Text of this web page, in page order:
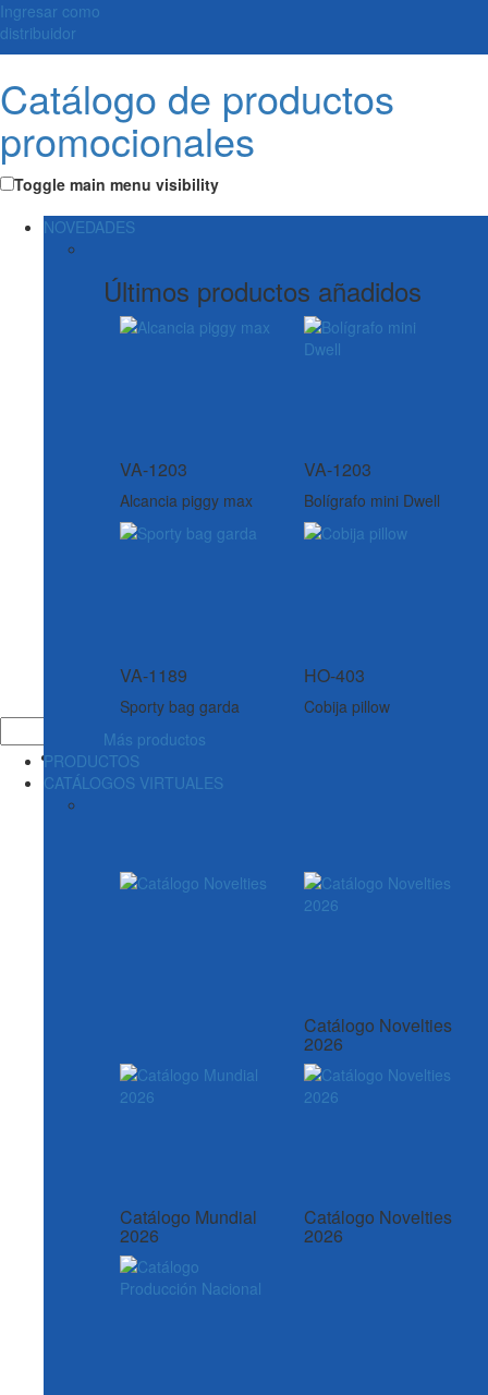
Ingresar como
distribuidor
Catálogo de productos
promocionales
Toggle main menu visibility
NOVEDADES
Últimos productos añadidos
VA-1203
Alcancia piggy max
VA-1203
Bolígrafo mini Dwell
VA-1189
Sporty bag garda
HO-403
Cobija pillow
Más productos
PRODUCTOS
CATÁLOGOS VIRTUALES
Catálogo Novelties
2026
Catálogo Mundial
2026
Catálogo Novelties
2026